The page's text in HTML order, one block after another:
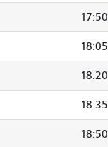
17:50
18:05
18:20
18:35
18:50